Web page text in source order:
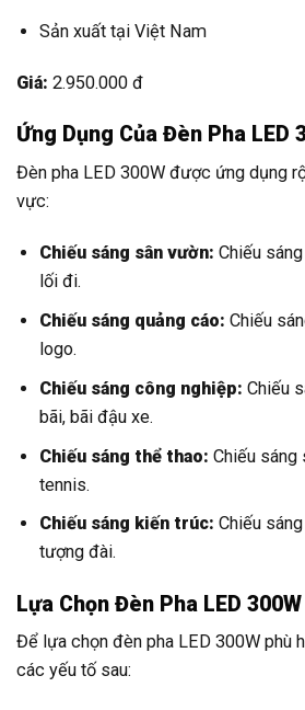
Sản xuất tại Việt Nam
Giá: 2.950.000 đ
Ứng Dụng Của Đèn Pha LED
Đèn pha LED 300W được ứng dụng
vực:
Chiếu sáng sân vườn: Chiếu
lối đi.
Chiếu sáng quảng cáo: Chiếu
logo.
Chiếu sáng công nghiệp: Chiếu
bãi, bãi đậu xe.
Chiếu sáng thể thao: Chiếu sáng
tennis.
Chiếu sáng kiến trúc: Chiếu
tượng đài.
Lựa Chọn Đèn Pha LED
Để lựa chọn đèn pha LED 300W phù
các yếu tố sau: